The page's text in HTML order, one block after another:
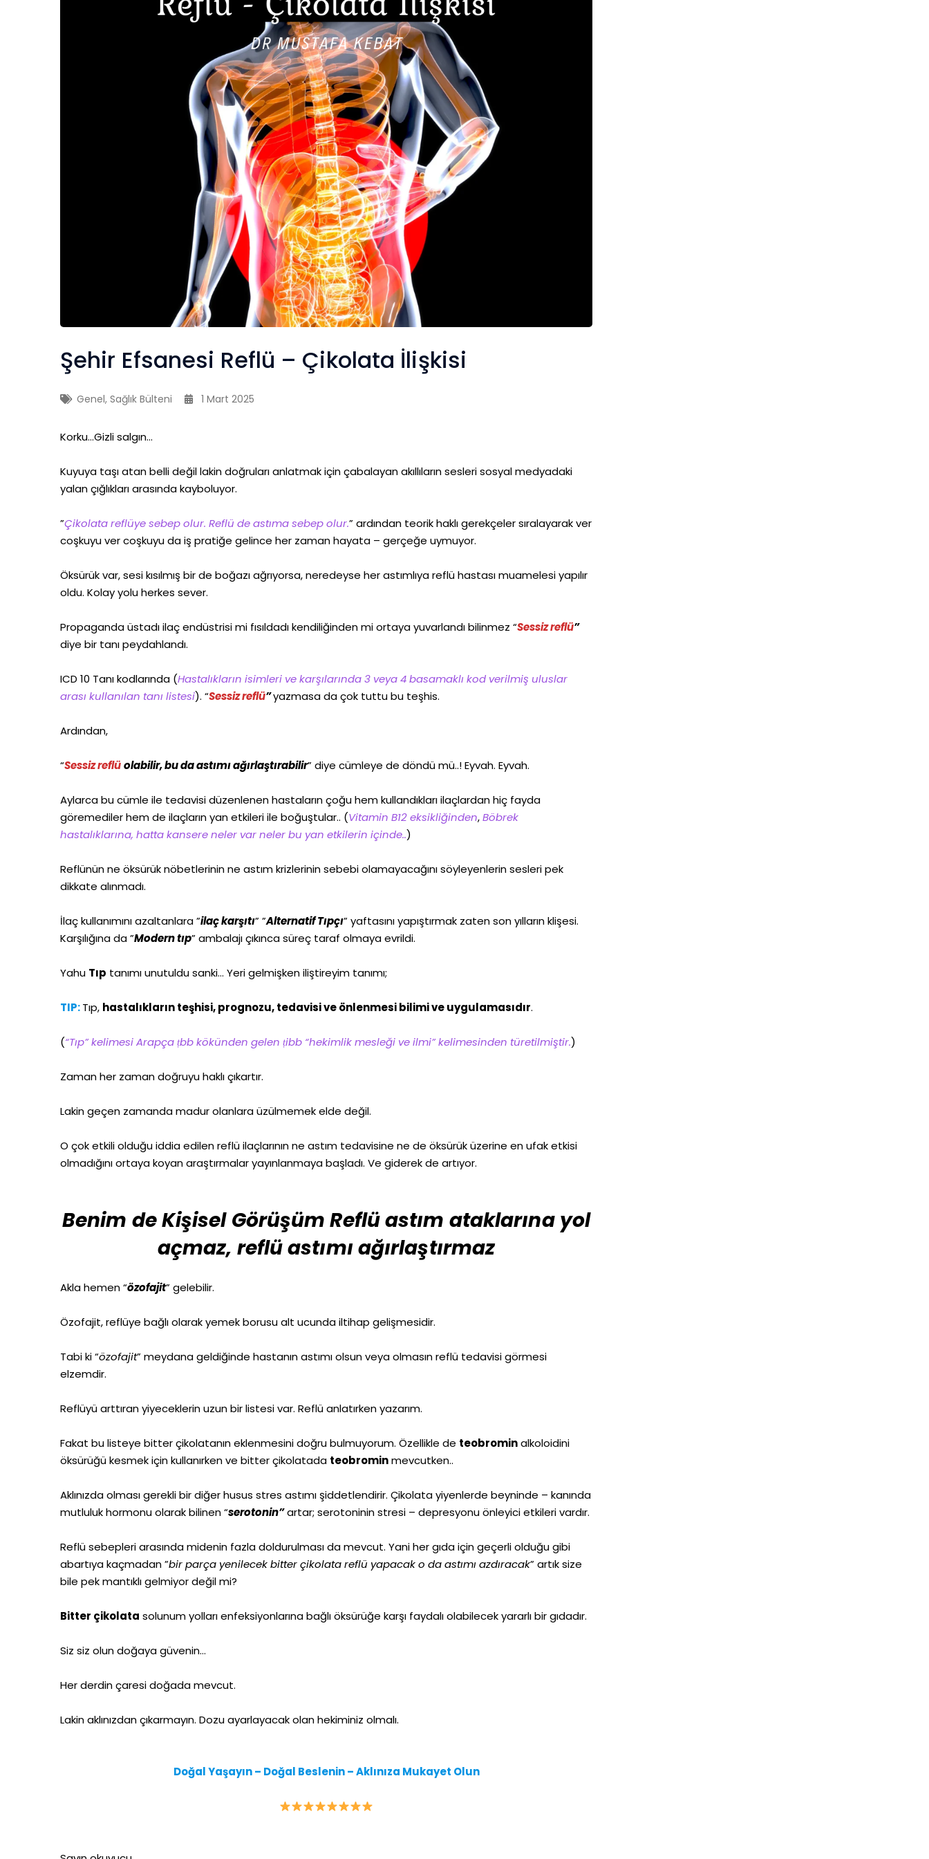
Şehir Efsanesi Reflü – Çikolata İlişkisi
Genel, Sağlık Bülteni 1 Mart 2025
Korku…Gizli salgın…
Kuyuya taşı atan belli değil lakin doğruları anlatmak için çabalayan akıllıların sesleri sosyal medyadaki
yalan çığlıkları arasında kayboluyor.
”Çikolata reflüye sebep olur. Reflü de astıma sebep olur.” ardından teorik haklı gerekçeler sıralayarak ver
coşkuyu ver coşkuyu da iş pratiğe gelince her zaman hayata – gerçeğe uymuyor.
Öksürük var, sesi kısılmış bir de boğazı ağrıyorsa, neredeyse her astımlıya reflü hastası muamelesi yapılır
oldu. Kolay yolu herkes sever.
Propaganda üstadı ilaç endüstrisi mi fısıldadı kendiliğinden mi ortaya yuvarlandı bilinmez “Sessiz reflü”
diye bir tanı peydahlandı.
ICD 10 Tanı kodlarında (Hastalıkların isimleri ve karşılarında 3 veya 4 basamaklı kod verilmiş uluslar
arası kullanılan tanı listesi). “Sessiz reflü”yazmasa da çok tuttu bu teşhis.
Ardından,
“Sessiz reflüolabilir, bu da astımı ağırlaştırabilir” diye cümleye de döndü mü..! Eyvah. Eyvah.
Aylarca bu cümle ile tedavisi düzenlenen hastaların çoğu hem kullandıkları ilaçlardan hiç fayda
göremediler hem de ilaçların yan etkileri ile boğuştular.. (Vitamin B12 eksikliğinden,Böbrek
hastalıklarına, hatta kansere neler var neler bu yan etkilerin içinde..)
Reflünün ne öksürük nöbetlerinin ne astım krizlerinin sebebi olamayacağını söyleyenlerin sesleri pek
dikkate alınmadı.
İlaç kullanımını azaltanlara ”ilaç karşıtı” ”Alternatif Tıpçı” yaftasını yapıştırmak zaten son yılların klişesi.
Karşılığına da ”Modern tıp” ambalajı çıkınca süreç taraf olmaya evrildi.
Yahu Tıp tanımı unutuldu sanki… Yeri gelmişken iliştireyim tanımı;
TIP:Tıp, hastalıkların teşhisi, prognozu, tedavisi ve önlenmesi bilimi ve uygulamasıdır.
(“Tıp” kelimesi Arapça ṭbb kökünden gelen ṭibb “hekimlik mesleği ve ilmi” kelimesinden türetilmiştir.)
Zaman her zaman doğruyu haklı çıkartır.
Lakin geçen zamanda madur olanlara üzülmemek elde değil.
O çok etkili olduğu iddia edilen reflü ilaçlarının ne astım tedavisine ne de öksürük üzerine en ufak etkisi
olmadığını ortaya koyan araştırmalar yayınlanmaya başladı. Ve giderek de artıyor.
Benim de Kişisel Görüşüm Reflü astım ataklarına yol
açmaz, reflü astımı ağırlaştırmaz
Akla hemen “özofajit” gelebilir.
Özofajit, reflüye bağlı olarak yemek borusu alt ucunda iltihap gelişmesidir.
Tabi ki “özofajit” meydana geldiğinde hastanın astımı olsun veya olmasın reflü tedavisi görmesi
elzemdir.
Reflüyü arttıran yiyeceklerin uzun bir listesi var. Reflü anlatırken yazarım.
Fakat bu listeye bitter çikolatanın eklenmesini doğru bulmuyorum. Özellikle de teobrominalkoloidini
öksürüğü kesmek için kullanırken ve bitter çikolatada teobrominmevcutken..
Aklınızda olması gerekli bir diğer husus stres astımı şiddetlendirir. Çikolata yiyenlerde beyninde – kanında
mutluluk hormonu olarak bilinen “serotonin”artar; serotoninin stresi – depresyonu önleyici etkileri vardır.
Reflü sebepleri arasında midenin fazla doldurulması da mevcut. Yani her gıda için geçerli olduğu gibi
abartıya kaçmadan ”bir parça yenilecek bitter çikolata reflü yapacak o da astımı azdıracak” artık size
bile pek mantıklı gelmiyor değil mi?
Bitter çikolata solunum yolları enfeksiyonlarına bağlı öksürüğe karşı faydalı olabilecek yararlı bir gıdadır.
Siz siz olun doğaya güvenin…
Her derdin çaresi doğada mevcut.
Lakin aklınızdan çıkarmayın. Dozu ayarlayacak olan hekiminiz olmalı.
Doğal Yaşayın – Doğal Beslenin – Aklınıza Mukayet Olun